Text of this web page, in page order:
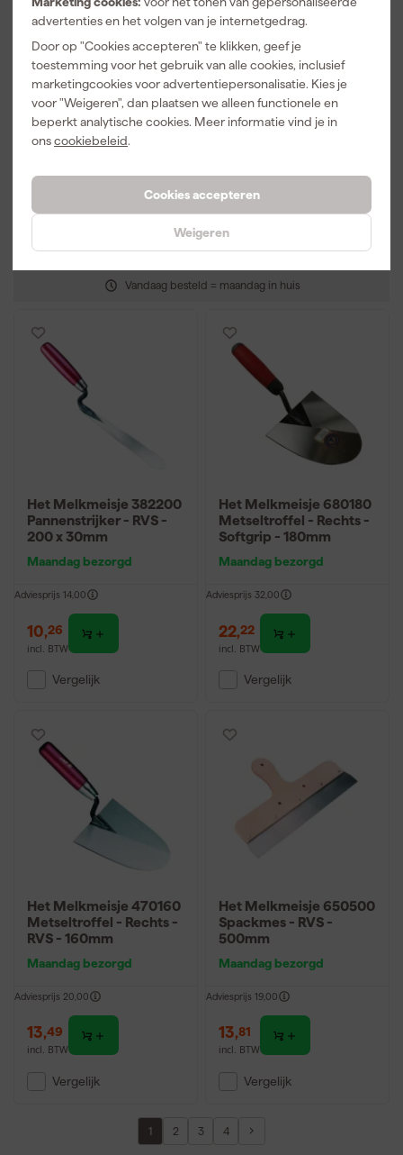
advertenties en het volgen van je internetgedrag.
Door op "Cookies accepteren" te klikken, geef je
toestemming voor het gebruik van alle cookies, inclusief
marketingcookies voor advertentiepersonalisatie. Kies je
voor "Weigeren", dan plaatsen we alleen functionele en
beperkt analytische cookies. Meer informatie vind je in
onscookiebeleid.
Cookies accepteren
Weigeren
Vandaag besteld = maandag in huis
Het Melkmeisje 322280
Plakspaan - 280 x
130mm
Maandag bezorgd
incl. BTW
Het Melkmeisje 686008
Voegspijker - Hollands -
Lang - Softgrip - 180 x
Maandag bezorgd
14,99
Het Melkmeisje 382200
Pannenstrijker - RVS -
200 x 30mm
Maandag bezorgd
Adviesprijs 14,00
10,26
incl. BTW
Vergelijk
Het Melkmeisje 680180
Metseltroffel - Rechts -
Softgrip - 180mm
Maandag bezorgd
Adviesprijs 32,00
22,22
incl. BTW
Vergelijk
Het Melkmeisje 470160
Metseltroffel - Rechts -
RVS - 160mm
Maandag bezorgd
Adviesprijs 20,00
13,49
incl. BTW
Vergelijk
Het Melkmeisje 650500
Spackmes - RVS -
500mm
Maandag bezorgd
Adviesprijs 19,00
13,81
incl. BTW
Vergelijk
1 2 3 4